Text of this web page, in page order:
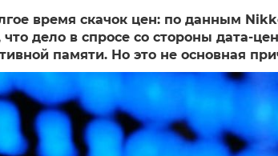
время скачок цен: по данным
дело в спросе со стороны дата-
памяти. Но это не основная